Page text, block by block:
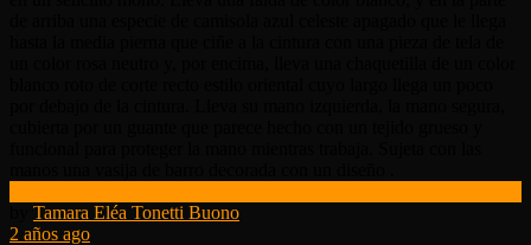
Tamara Eléa Tonetti Buono
2 años ago